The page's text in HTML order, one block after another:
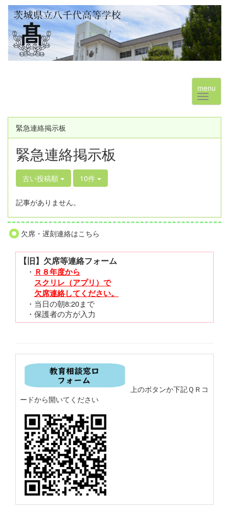
menu
緊急連絡掲示板
緊急連絡掲示板
古い投稿順 10件
記事がありません。
欠席・遅刻連絡はこちら
【旧】欠席等連絡フォーム
・ Ｒ８年度から
スクリレ（アプリ）で
欠席連絡してください。
・当日の朝8:20まで
・保護者の方が入力
上のボタンか下記ＱＲコ
ードから開いてください